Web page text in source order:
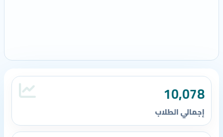
10,078
إجمالي الطلاب